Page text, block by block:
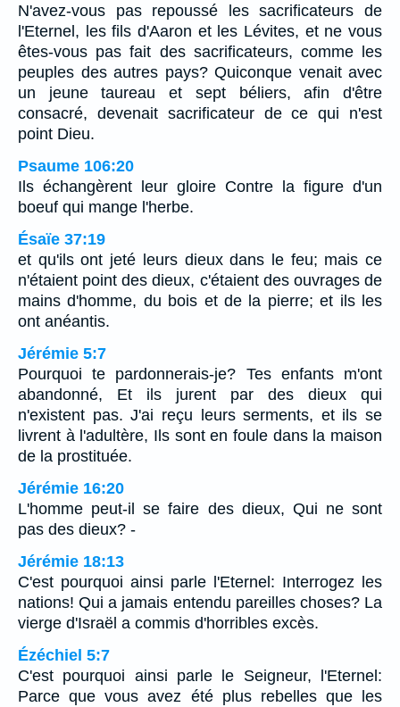
N'avez-vous pas repoussé les sacrificateurs de
l'Eternel, les fils d'Aaron et les Lévites, et ne vous
êtes-vous pas fait des sacrificateurs, comme les
peuples des autres pays? Quiconque venait avec
un jeune taureau et sept béliers, afin d'être
consacré, devenait sacrificateur de ce qui n'est
point Dieu.
Psaume 106:20
Ils échangèrent leur gloire Contre la figure d'un
boeuf qui mange l'herbe.
Ésaïe 37:19
et qu'ils ont jeté leurs dieux dans le feu; mais ce
n'étaient point des dieux, c'étaient des ouvrages de
mains d'homme, du bois et de la pierre; et ils les
ont anéantis.
Jérémie 5:7
Pourquoi te pardonnerais-je? Tes enfants m'ont
abandonné, Et ils jurent par des dieux qui
n'existent pas. J'ai reçu leurs serments, et ils se
livrent à l'adultère, Ils sont en foule dans la maison
de la prostituée.
Jérémie 16:20
L'homme peut-il se faire des dieux, Qui ne sont
pas des dieux? -
Jérémie 18:13
C'est pourquoi ainsi parle l'Eternel: Interrogez les
nations! Qui a jamais entendu pareilles choses? La
vierge d'Israël a commis d'horribles excès.
Ézéchiel 5:7
C'est pourquoi ainsi parle le Seigneur, l'Eternel:
Parce que vous avez été plus rebelles que les